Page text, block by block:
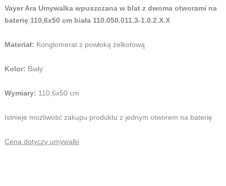
Vayer Ara Umywalka wpuszczana w blat z dwoma otworami na
baterię 110,6x50 cm biała 110.050.011.3-1.0.2.X.X
Materiał: Konglomerat z powłoką żelkotową
Kolor: Biały
Wymiary: 110,6x50 cm
Istnieje możliwość zakupu produktu z jednym otworem na baterię
Cena dotyczy umywalki